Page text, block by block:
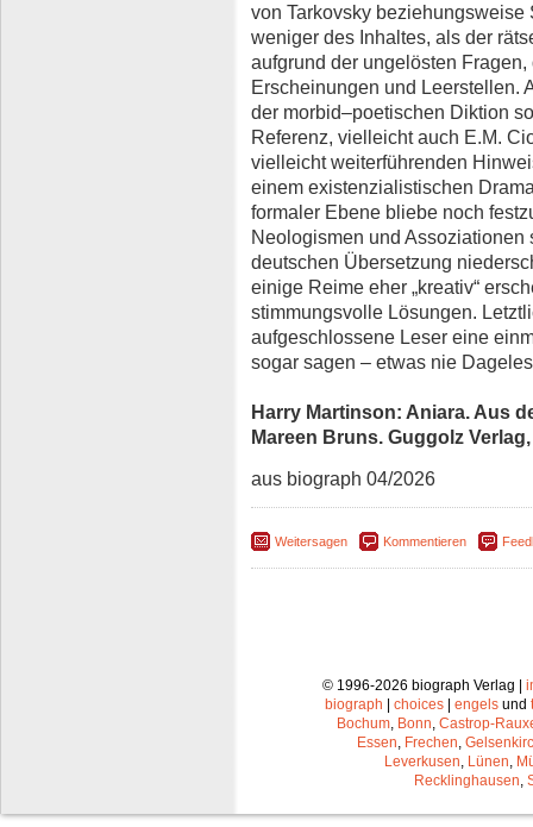
von Tarkovsky
weniger des Inhaltes, als der
aufgrund der ungelösten
Erscheinungen und Leerstellen.
der morbid–poetischen Diktion
Referenz, vielleicht auch E.M.
vielleicht weiterführenden
einem existenzialistischen
formaler Ebene bliebe noch
Neologismen und
deutschen Übersetzung
einige Reime eher „kreativ“
stimmungsvolle Lösungen.
aufgeschlossene Leser eine
sogar sagen – etwas nie
Harry Martinson: Aniara. Aus
Mareen Bruns. Guggolz
aus biograph 04/2026
Weitersagen Kommentieren
© 1996-2026 biograph Verlag |
biograph | choices | engels und
Bochum Bonn Castrop-
Essen Frechen
Leverkusen Lünen
Recklinghausen